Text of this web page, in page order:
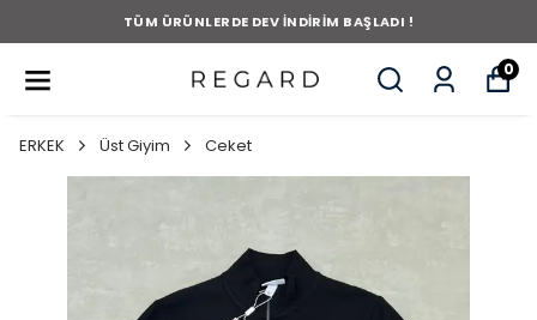
TÜM ÜRÜNLERDE DEV İNDİRİM BAŞLADI !
0
ERKEK Üst Giyim Ceket